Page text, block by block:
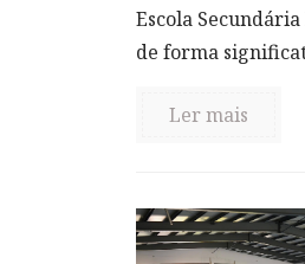
Escola
de forma
Ler mais